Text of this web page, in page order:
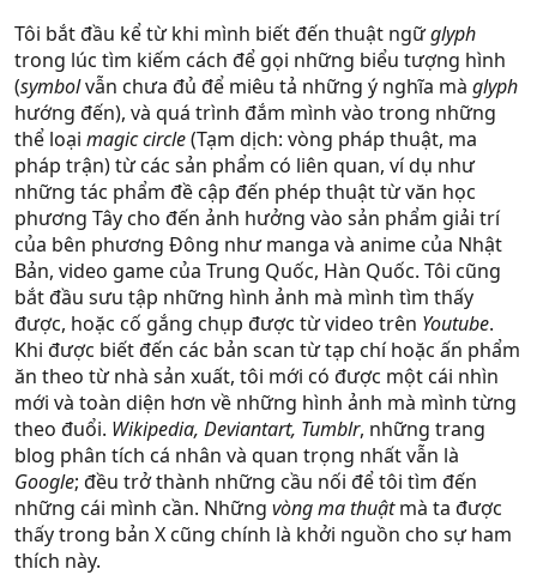
Tôi bắt đầu kể từ khi mình biết đến thuật ngữglyph
trong lúc tìm kiếm cách để gọi những biểu tượng hình
(symbolvẫn chưa đủ để miêu tả những ý nghĩa mà glyph
hướng đến), và quá trình đắm mình vào trong những
thể loại magic circle(Tạm dịch: vòng pháp thuật, ma
pháp trận) từ các sản phẩm có liên quan, ví dụ như
những tác phẩm đề cập đến phép thuật từ văn học
phương Tây cho đến ảnh hưởng vào sản phẩm giải trí
của bên phương Đông như manga và anime của Nhật
Bản, video game của Trung Quốc, Hàn Quốc. Tôi cũng
bắt đầu sưu tập những hình ảnh mà mình tìm thấy
được, hoặc cố gắng chụp được từ video trên Youtube.
Khi được biết đến các bản scan từ tạp chí hoặc ấn phẩm
ăn theo từ nhà sản xuất, tôi mới có được một cái nhìn
mới và toàn diện hơn về những hình ảnh mà mình từng
theo đuổi. Wikipedia, Deviantart, Tumblr, những trang
blog phân tích cá nhân và quan trọng nhất vẫn là
Google; đều trở thành những cầu nối để tôi tìm đến
những cái mình cần. Những vòng ma thuậtmà ta được
thấy trong bản X cũng chính là khởi nguồn cho sự ham
thích này.